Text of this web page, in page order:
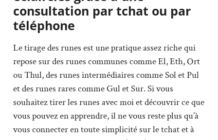
consultation par tchat ou par
téléphone
Le tirage des runes est une pratique assez riche qui
repose sur des runes communes comme El, Eth, Ort
ou Thul, des runes intermédiaires comme Sol et Pul
et des runes rares comme Gul et Sur. Si vous
souhaitez tirer les runes avec moi et découvrir ce que
vous pouvez en apprendre, il ne vous reste plus qu’à
vous connecter en toute simplicité sur le tchat et à